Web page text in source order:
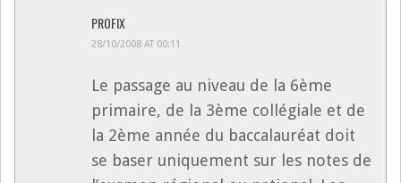
PROFIX
28/10/2008 AT 00:11
Le passage au niveau de la 6ème
primaire, de la 3ème collégiale et de
la 2ème année du baccalauréat doit
se baser uniquement sur les notes de